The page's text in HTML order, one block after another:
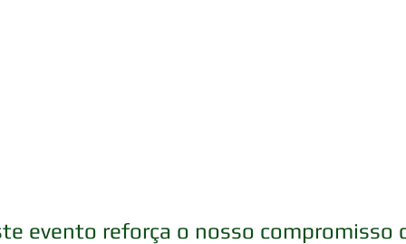
evento reforça o nosso compromisso